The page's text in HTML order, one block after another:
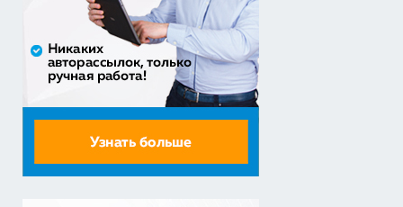
1 538 252,80 руб. - сумма сделки
30% аванс;
Закупка путевок в санаторно-курортные организации
детям-сиро...
5 860 400,00 руб. - сумма сделки
30% аванс;
Оказание услуг по организации отдыха и